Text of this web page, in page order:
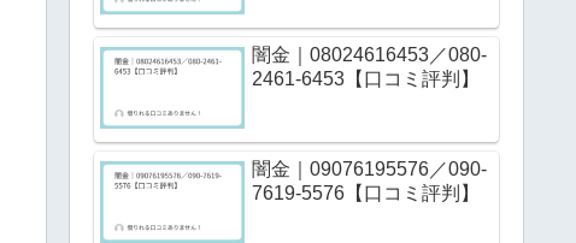
闇金｜08024616453／080-
2461-6453【口コミ評判】
闇金｜09076195576／090-
7619-5576【口コミ評判】